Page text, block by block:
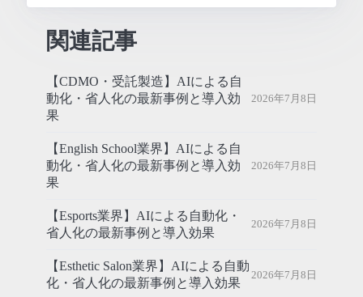
関連記事
【CDMO・受託製造】AIによる自
動化・省人化の最新事例と導入効
果
2026年7月8日
【English School業界】AIによる自
動化・省人化の最新事例と導入効
果
2026年7月8日
【Esports業界】AIによる自動化・
省人化の最新事例と導入効果
2026年7月8日
【Esthetic Salon業界】AIによる自動
化・省人化の最新事例と導入効果
2026年7月8日